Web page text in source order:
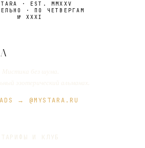
· EST. MMXXV
· ПО ЧЕТВЕРГАМ
№ XXXI
→ @MYSTARA.RU
ТАРИФЫ И КЛУБ